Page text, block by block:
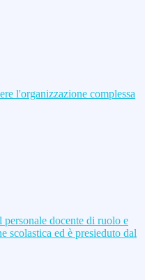
l'organizzazione complessa
docente di ruolo e
scolastica ed è presieduto dal